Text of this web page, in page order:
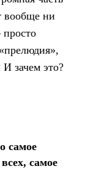
вообще ни
зачем это?
самое
самое